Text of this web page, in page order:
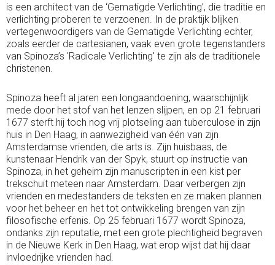
is een architect van de ‘Gematigde Verlichting’, die traditie en
verlichting proberen te verzoenen. In de praktijk blijken
vertegenwoordigers van de Gematigde Verlichting echter,
zoals eerder de cartesianen, vaak even grote tegenstanders
van Spinoza’s 'Radicale Verlichting' te zijn als de traditionele
christenen.
Spinoza heeft al jaren een longaandoening, waarschijnlijk
mede door het stof van het lenzen slijpen, en op 21 februari
1677 sterft hij toch nog vrij plotseling aan tuberculose in zijn
huis in Den Haag, in aanwezigheid van één van zijn
Amsterdamse vrienden, die arts is. Zijn huisbaas, de
kunstenaar Hendrik van der Spyk, stuurt op instructie van
Spinoza, in het geheim zijn manuscripten in een kist per
trekschuit meteen naar Amsterdam. Daar verbergen zijn
vrienden en medestanders de teksten en ze maken plannen
voor het beheer en het tot ontwikkeling brengen van zijn
filosofische erfenis. Op 25 februari 1677 wordt Spinoza,
ondanks zijn reputatie, met een grote plechtigheid begraven
in de Nieuwe Kerk in Den Haag, wat erop wijst dat hij daar
invloedrijke vrienden had.